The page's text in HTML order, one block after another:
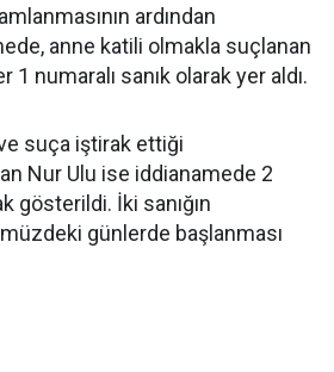
ardından
anne katili olmakla suçlanan
1 numaralı sanık olarak yer aldı.
suça iştirak ettiği
Nur Ulu ise iddianamede 2
gösterildi. İki sanığın
günlerde başlanması